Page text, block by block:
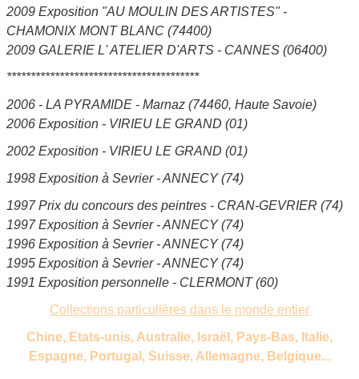
2009 Exposition "AU MOULIN DES ARTISTES" -
CHAMONIX MONT BLANC (74400)
2009 GALERIE L' ATELIER D'ARTS - CANNES (06400)
****************************************
2006 - LA PYRAMIDE - Marnaz (74460, Haute Savoie)
2006 Exposition - VIRIEU LE GRAND (01)
2002 Exposition - VIRIEU LE GRAND (01)
1998 Exposition à Sevrier - ANNECY (74)
1997 Prix du concours des peintres - CRAN-GEVRIER (74)
1997 Exposition à Sevrier - ANNECY (74)
1996 Exposition à Sevrier - ANNECY (74)
1995 Exposition à Sevrier - ANNECY (74)
1991 Exposition personnelle - CLERMONT (60)
Collections particulières dans le monde entier
Chine, Etats-unis, Australie, Israël, Pays-Bas, Italie,
Espagne, Portugal, Suisse, Allemagne, Belgique...